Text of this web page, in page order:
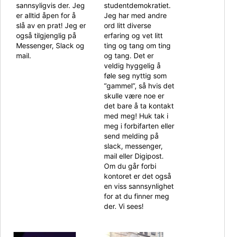
sannsyligvis der. Jeg
er alltid åpen for å
slå av en prat! Jeg er
også tilgjenglig på
Messenger, Slack og
mail.
studentdemokratiet.
Jeg har med andre
ord litt diverse
erfaring og vet litt
ting og tang om ting
og tang. Det er
veldig hyggelig å
føle seg nyttig som
“gammel”, så hvis det
skulle være noe er
det bare å ta kontakt
med meg! Huk tak i
meg i forbifarten eller
send melding på
slack, messenger,
mail eller Digipost.
Om du går forbi
kontoret er det også
en viss sannsynlighet
for at du finner meg
der. Vi sees!